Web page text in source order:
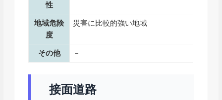
性
地域危険
度
災害に比較的強い地域
その他 －
接面道路